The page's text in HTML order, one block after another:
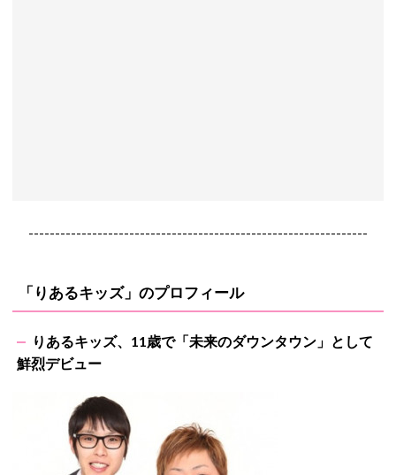
----------------------------------------------------------------
「りあるキッズ」のプロフィール
りあるキッズ、11歳で「未来のダウンタウン」として
鮮烈デビュー